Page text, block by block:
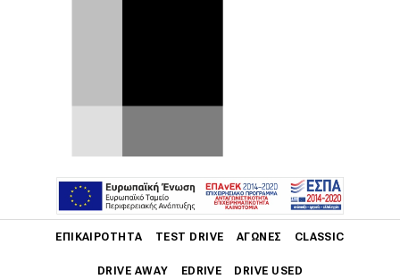
ΕΠΙΚΑΙΡΌΤΗΤΑ TEST DRIVE ΑΓΏΝΕΣ CLASSIC
DRIVE AWAY EDRIVE DRIVE USED